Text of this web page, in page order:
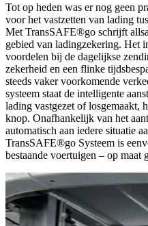
Tot op heden was er nog geen
voor het vastzetten van lading
Met TransSAFE®go schrijft
gebied van ladingzekering. Het
voordelen bij de dagelijkse
zekerheid en een flinke
steeds vaker voorkomende
systeem staat de intelligente
lading vastgezet of losgemaakt,
knop. Onafhankelijk van het
automatisch aan iedere situatie
TransSAFE®go Systeem is
bestaande voertuigen – op